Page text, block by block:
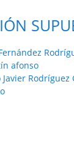
afonso
Javier Rodríguez